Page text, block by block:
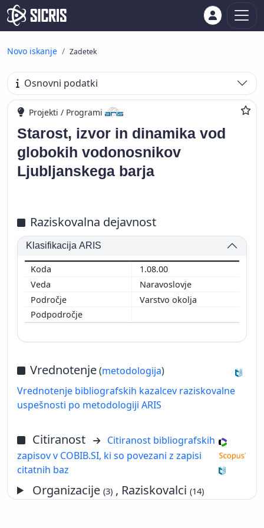
Novo iskanje Zadetek
Osnovni podatki
Projekti / Programi
Starost, izvor in dinamika vod
globokih vodonosnikov
Ljubljanskega barja
Raziskovalna dejavnost
Klasifikacija ARIS
1.08.00
Naravoslovje
Varstvo okolja
Vrednotenje(metodologija)
Vrednotenje bibliografskih kazalcev raziskovalne
uspešnosti po metodologiji ARIS
Citiranost
Citiranost bibliografskih
zapisov v COBIB.SI, ki so povezani z zapisi
citatnih baz
Organizacije(3) , Raziskovalci(14)